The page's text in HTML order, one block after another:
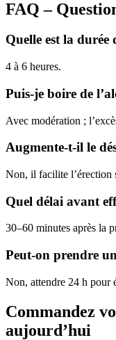
FAQ –
Quelle est la durée
4 à 6 heures.
Puis-je boire de
Avec modération ;
Augmente-t-il le
Non, il facilite l’érection
Quel délai avant
30–60 minutes après la
Peut-on prendre
Non, attendre 24 h pour
Commandez
aujourd’hui